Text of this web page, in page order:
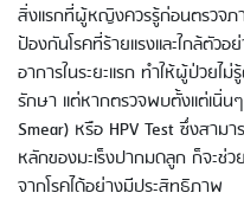
สิ่งแรกที่ผู้หญิงควรรู้ก่อนตรวจภ
ป้องกันโรคที่ร้ายแรงและใกล้ตัว
อาการในระยะแรก ทำให้ผู้ป่วยไ
รักษา แต่หากตรวจพบตั้งแต่เนิ่น
Smear) หรือ HPV Test ซึ่งสามา
หลักของมะเร็งปากมดลูก ก็จะช่
จากโรคได้อย่างมีประสิทธิภาพ